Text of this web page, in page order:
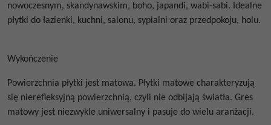
nowoczesnym, skandynawskim, boho, japandi, wabi-sabi. Idealne
płytki do łazienki, kuchni, salonu, sypialni oraz przedpokoju, holu.
Wykończenie
Powierzchnia płytki jest matowa. Płytki matowe charakteryzują
się nierefleksyjną powierzchnią, czyli nie odbijają światła. Gres
matowy jest niezwykle uniwersalny i pasuje do wielu aranżacji.